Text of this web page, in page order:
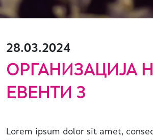
28.03.2024
ОРГАНИЗАЦИЈА
ЕВЕНТИ 3
Lorem ipsum dolor sit amet,